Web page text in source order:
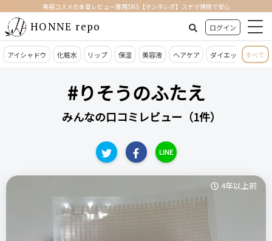
美容コスメの本音レビュー専用SNS【ホンネレポ】ステマ排除で安心
HONNE repo ログイン
アイシャドウ 化粧水 リップ 保湿 美容液 ヘアケア ダイエット 日焼
すべて
#りそうのふたえ
みんなの口コミレビュー（1件）
LINE
4年以上前